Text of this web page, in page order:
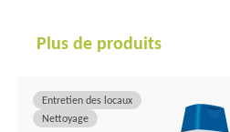
Plus de produits
Entretien des locaux
Nettoyage